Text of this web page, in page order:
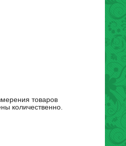
товаров
количественно.